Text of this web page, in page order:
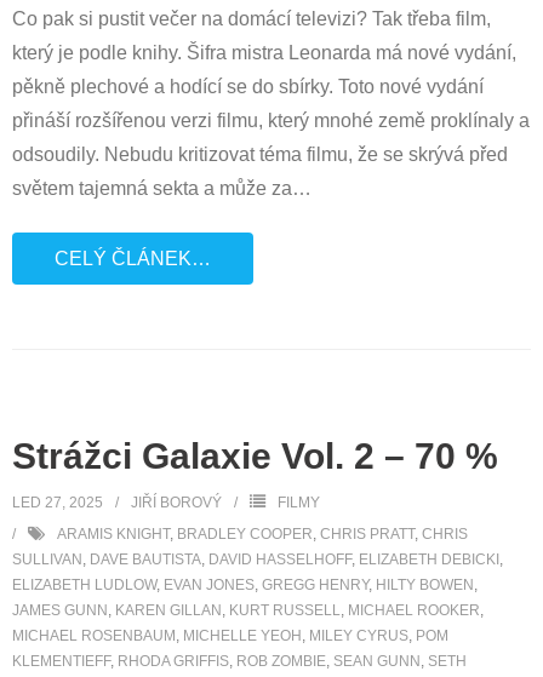
Co pak si pustit večer na domácí televizi? Tak třeba film,
který je podle knihy. Šifra mistra Leonarda má nové vydání,
pěkně plechové a hodící se do sbírky. Toto nové vydání
přináší rozšířenou verzi filmu, který mnohé země proklínaly a
odsoudily. Nebudu kritizovat téma filmu, že se skrývá před
světem tajemná sekta a může za…
CELÝ ČLÁNEK…
Strážci Galaxie Vol. 2 – 70 %
LED 27, 2025 JIŘÍ BOROVÝ
FILMY
ARAMIS KNIGHT, BRADLEY COOPER, CHRIS PRATT, CHRIS
SULLIVAN , DAVE BAUTISTA, DAVID HASSELHOFF, ELIZABETH DEBICKI ,
ELIZABETH LUDLOW, EVAN JONES, GREGG HENRY, HILTY BOWEN ,
JAMES GUNN , KAREN GILLAN , KURT RUSSELL, MICHAEL ROOKER,
MICHAEL ROSENBAUM , MICHELLE YEOH , MILEY CYRUS, POM
KLEMENTIEFF, RHODA GRIFFIS, ROB ZOMBIE, SEAN GUNN , SETH